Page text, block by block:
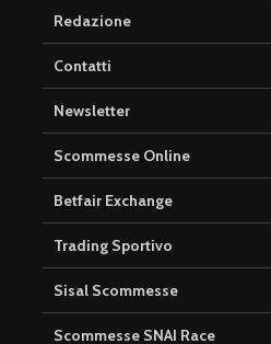
Redazione
Contatti
Newsletter
Scommesse Online
Betfair Exchange
Trading Sportivo
Sisal Scommesse
Scommesse SNAI Race